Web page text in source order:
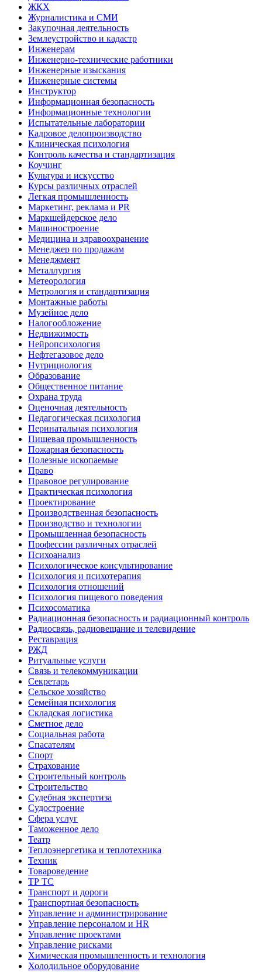
ЖКХ
Журналистика и СМИ
Закупочная деятельность
Землеустройство и кадастр
Инженерам
Инженерно-технические работники
Инженерные изыскания
Инженерные системы
Инструктор
Информационная безопасность
Информационные технологии
Испытательные лаборатории
Кадровое делопроизводство
Клиническая психология
Контроль качества и стандартизация
Коучинг
Культура и искусство
Курсы различных отраслей
Легкая промышленность
Маркетинг, реклама и PR
Маркшейдерское дело
Машиностроение
Медицина и здравоохранение
Менеджер по продажам
Менеджмент
Металлургия
Метеорология
Метрология и стандартизация
Монтажные работы
Музейное дело
Налогообложение
Недвижимость
Нейропсихология
Нефтегазовое дело
Нутрициология
Образование
Общественное питание
Охрана труда
Оценочная деятельность
Педагогическая психология
Перинатальная психология
Пищевая промышленность
Пожарная безопасность
Полезные ископаемые
Право
Правовое регулирование
Практическая психология
Проектирование
Производственная безопасность
Производство и технологии
Промышленная безопасность
Профессии различных отраслей
Психоанализ
Психологическое консультирование
Психология и психотерапия
Психология отношений
Психология пищевого поведения
Психосоматика
Радиационная безопасность и радиационный контроль
Радиосвязь, радиовещание и телевидение
Реставрация
РЖД
Ритуальные услуги
Связь и телекоммуникации
Секретарь
Сельское хозяйство
Семейная психология
Складская логистика
Сметное дело
Социальная работа
Спасателям
Спорт
Страхование
Строительный контроль
Строительство
Судебная экспертиза
Судостроение
Сфера услуг
Таможенное дело
Театр
Теплоэнергетика и теплотехника
Техник
Товароведение
ТР ТС
Транспорт и дороги
Транспортная безопасность
Управление и администрирование
Управление персоналом и HR
Управление проектами
Управление рисками
Химическая промышленность и технология
Холодильное оборудование